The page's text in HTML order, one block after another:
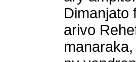
Dimanjato
arivo